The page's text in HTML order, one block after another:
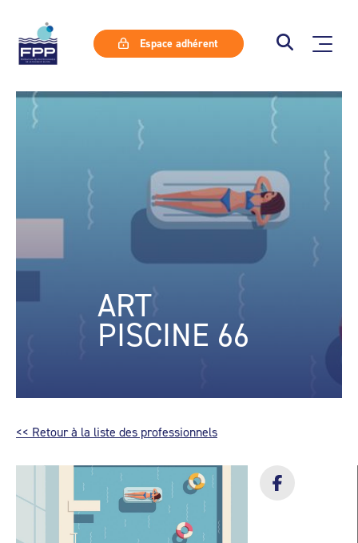
Espace adhérent
ART
PISCINE 66
<< Retour à la liste des professionnels